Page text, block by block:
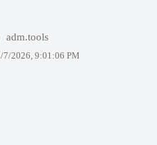
adm.tools
7/2026, 9:01:06 PM